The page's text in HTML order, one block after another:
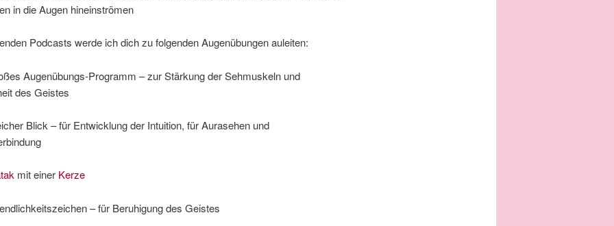
in die Augen hineinströmen
Podcasts werde ich dich zu folgenden Augenübungen auleiten:
Programm – zur Stärkung der Sehmuskeln und
des Geistes
Blick – für Entwicklung der Intuition, für Aurasehen und
mit einer Kerze
– für Beruhigung des Geistes